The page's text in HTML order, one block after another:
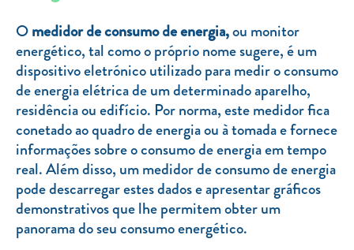
JUNTE-SE A NÓS
TARIFA SOCIAL
APP MOBILE
CONTADORES ELÉTRICOS
FATURAS
PRÉMIOS
EFICIÊNCIA ENERGÉTICA
FRAUDE E SEGURANÇA
Omedidor de consumo de energia,ou monitor
energético, tal como o próprio nome sugere, é um
dispositivo eletrónico utilizado para medir o consumo
de energia elétrica de um determinado aparelho,
residência ou edifício. Por norma, este medidor fica
conetado ao quadro de energia ou à tomada e fornece
informações sobre o consumo de energia em tempo
real. Além disso, um medidor de consumo de energia
pode descarregar estes dados e apresentar gráficos
demonstrativos que lhe permitem obter um
panorama do seu consumo energético.